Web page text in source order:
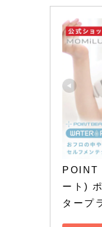
POINT
ート)
タープ